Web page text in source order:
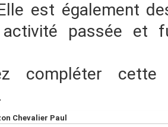
est également
passée et
compléter
Chevalier Paul